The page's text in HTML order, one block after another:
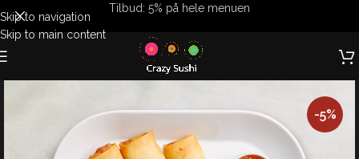
Skip to navigation
Skip to main content
Tilbud: 5% på hele menuen
-5%